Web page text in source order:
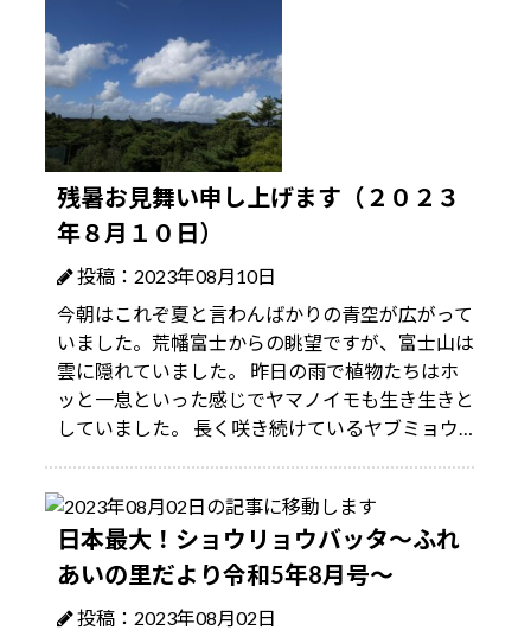
残暑お見舞い申し上げます（２０２３
年８月１０日）
投稿：2023年08月10日
今朝はこれぞ夏と言わんばかりの青空が広がって
いました。荒幡富士からの眺望ですが、富士山は
雲に隠れていました。 昨日の雨で植物たちはホ
ッと一息といった感じでヤマノイモも生き生きと
していました。 長く咲き続けているヤブミョウ…
日本最大！ショウリョウバッタ～ふれ
あいの里だより令和5年8月号～
投稿：2023年08月02日